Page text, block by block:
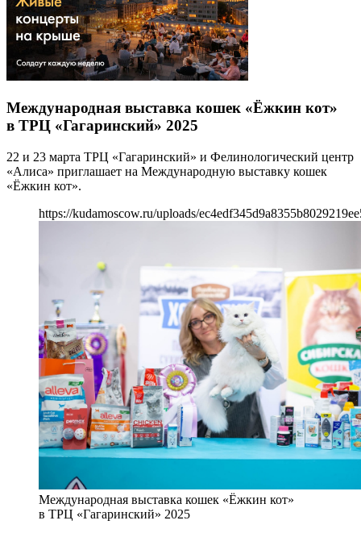
Международная выставка кошек «Ёжкин кот»
в ТРЦ «Гагаринский» 2025
22 и 23 марта ТРЦ «Гагаринский» и Фелинологический центр
«Алиса» приглашает на Международную выставку кошек
«Ёжкин кот».
https://kudamoscow.ru/uploads/
Международная выставка кошек «Ёжкин кот»
в ТРЦ «Гагаринский» 2025